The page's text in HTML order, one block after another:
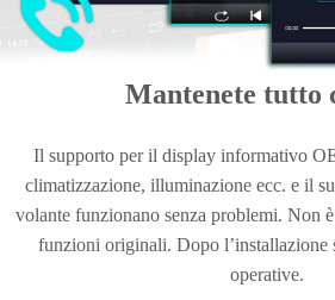
Mantenete tutto